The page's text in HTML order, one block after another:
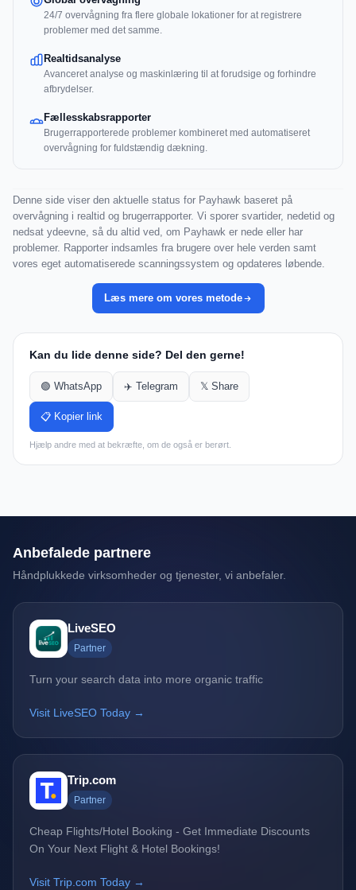
24/7 overvågning fra flere globale lokationer for at registrere
problemer med det samme.
Realtidsanalyse
Avanceret analyse og maskinlæring til at forudsige og forhindre
afbrydelser.
Fællesskabsrapporter
Brugerrapporterede problemer kombineret med automatiseret
overvågning for fuldstændig dækning.
Denne side viser den aktuelle status for Payhawk baseret på
overvågning i realtid og brugerrapporter. Vi sporer svartider, nedetid og
nedsat ydeevne, så du altid ved, om Payhawk er nede eller har
problemer. Rapporter indsamles fra brugere over hele verden samt
vores eget automatiserede scanningssystem og opdateres løbende.
Læs mere om vores metode
Kan du lide denne side? Del den gerne!
🟢 WhatsApp ✈️ Telegram 𝕏 Share
📋 Kopier link
Hjælp andre med at bekræfte, om de også er berørt.
Anbefalede partnere
Håndplukkede virksomheder og tjenester, vi anbefaler.
LiveSEO
Partner
Turn your search data into more organic traffic
Visit LiveSEO Today →
Trip.com
Partner
Cheap Flights/Hotel Booking - Get Immediate Discounts
On Your Next Flight & Hotel Bookings!
Visit Trip.com Today →